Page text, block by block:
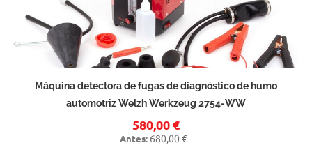
Máquina detectora de fugas de diagnóstico de humo
automotriz Welzh Werkzeug 2754-WW
580,00 €
Antes:680,00 €